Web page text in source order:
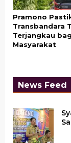
Pramono
Transbandara
Terjangkau
Masyarakat
News Feed